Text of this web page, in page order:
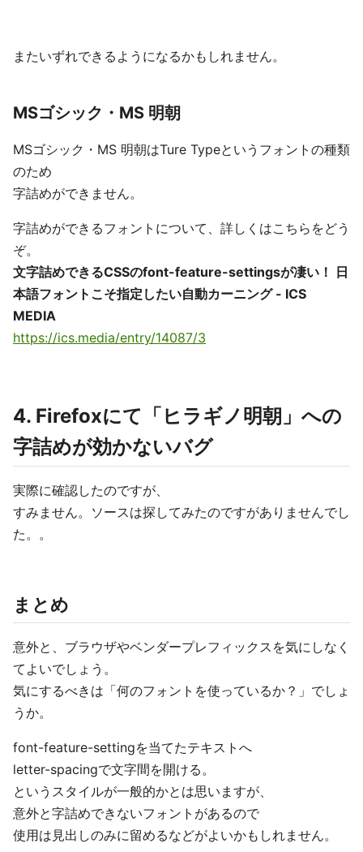
またいずれできるようになるかもしれません。
MSゴシック・MS 明朝
MSゴシック・MS 明朝はTure Typeというフォントの種類
のため
字詰めができません。
字詰めができるフォントについて、詳しくはこちらをどう
ぞ。
文字詰めできるCSSのfont-feature-settingsが凄い！ 日
本語フォントこそ指定したい自動カーニング - ICS
MEDIA
https://ics.media/entry/14087/3
4. Firefoxにて「ヒラギノ明朝」への
字詰めが効かないバグ
実際に確認したのですが、
すみません。ソースは探してみたのですがありませんでし
た。。
まとめ
意外と、ブラウザやベンダープレフィックスを気にしなく
てよいでしょう。
気にするべきは「何のフォントを使っているか？」でしょ
うか。
font-feature-settingを当てたテキストへ
letter-spacingで文字間を開ける。
というスタイルが一般的かとは思いますが、
意外と字詰めできないフォントがあるので
使用は見出しのみに留めるなどがよいかもしれません。